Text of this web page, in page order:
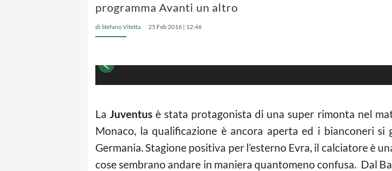
programma Avanti un altro
diStefano Vitetta 25 Feb 2016 | 12:46
LaJuventus è stata protagonista di una super rimonta nel
Monaco, la qualificazione è ancora aperta ed i bianconeri
Germania. Stagione positiva per l’esterno Evra, il calciatore è
cose sembrano andare in maniera quantomeno confusa. Dal